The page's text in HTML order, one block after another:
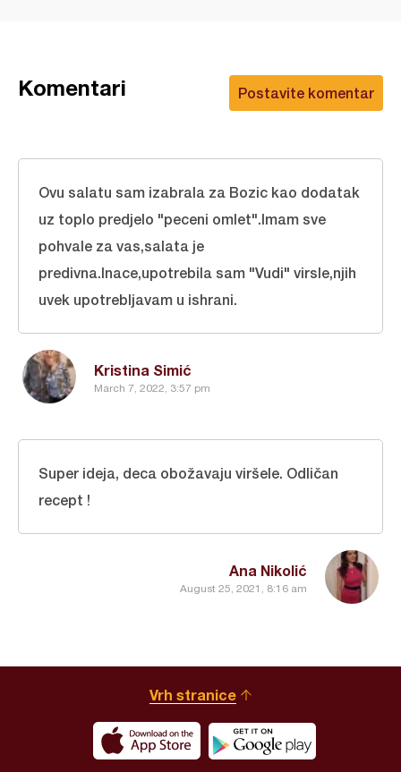
Postavite komentar
Komentari
Kristina Simić
March 7, 2022, 3:57 pm
Ovu salatu sam izabrala za Bozic kao dodatak
uz toplo predjelo "peceni omlet".Imam sve
pohvale za vas,salata je
predivna.Inace,upotrebila sam "Vudi" virsle,njih
uvek upotrebljavam u ishrani.
Ana Nikolić
August 25, 2021, 8:16 am
Super ideja, deca obožavaju viršele. Odličan
recept !
Vrh stranice